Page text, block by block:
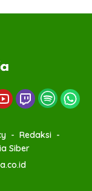
Redaksi
Siber